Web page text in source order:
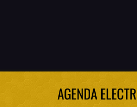
AGENDA